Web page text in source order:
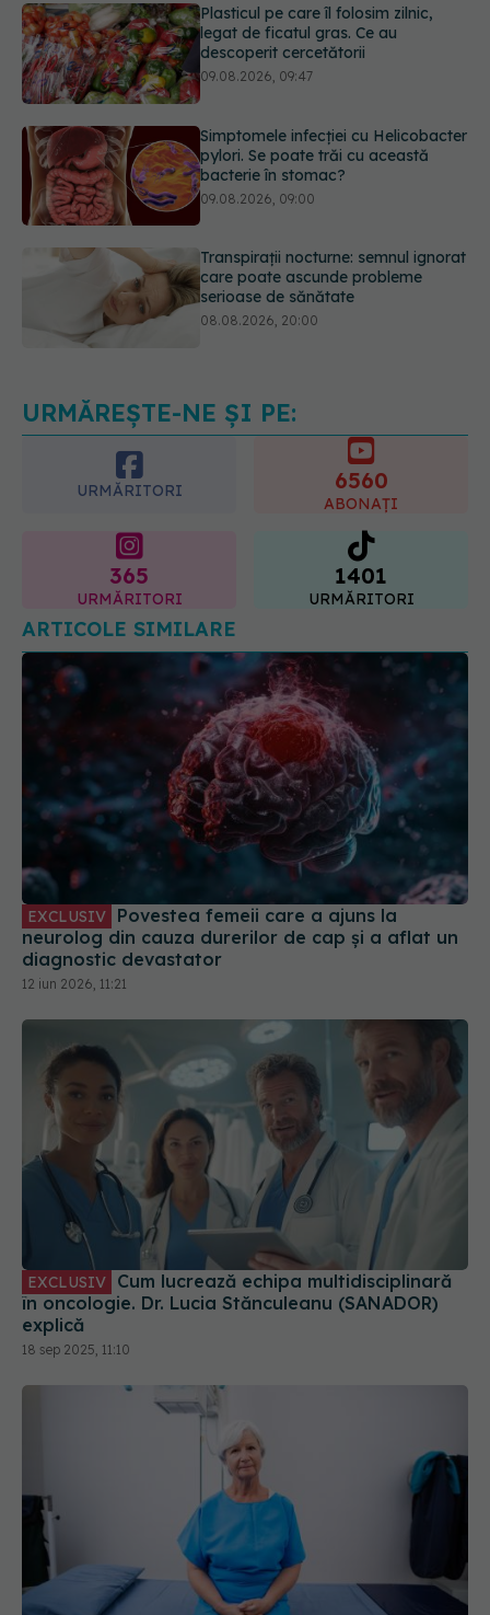
09.08.2026, 09:47
Simptomele infecției cu Helicobacter
pylori. Se poate trăi cu această
09.08.2026, 09:00
Transpirații nocturne: semnul ignorat
care poate ascunde probleme
08.08.2026, 20:00
Cum folosești uleiul esențial de
rozmarin pentru a opri căderea
URMĂREȘTE-NE ȘI PE:
URMĂRITORI 6560
ABONAȚI
365
URMĂRITORI
1401
URMĂRITORI
ARTICOLE SIMILARE
EXCLUSIV
neurolog din cauza durerilor de cap și a aflat un
diagnostic devastator
12 iun 2026, 11:21
EXCLUSIV
în oncologie. Dr. Lucia Stănculeanu (SANADOR)
explică
18 sep 2025, 11:10